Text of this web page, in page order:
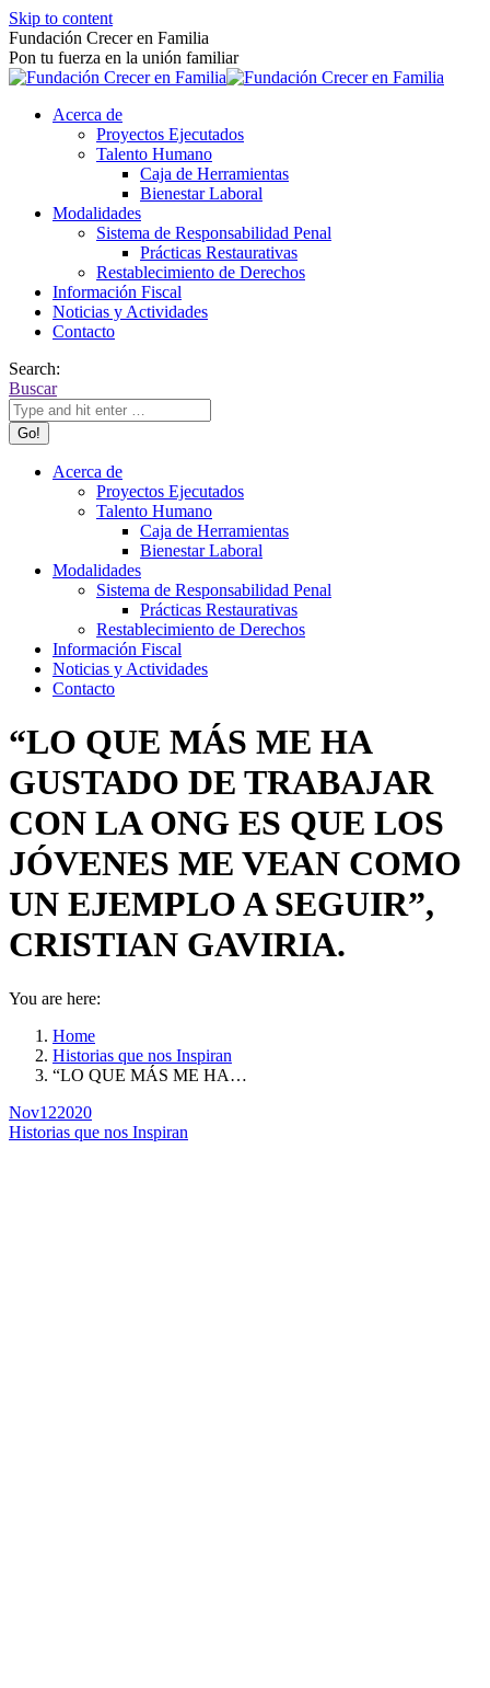
Skip to content
Fundación Crecer en Familia
Pon tu fuerza en la unión familiar
Acerca de
Proyectos Ejecutados
Talento Humano
Caja de Herramientas
Bienestar Laboral
Modalidades
Sistema de Responsabilidad Penal
Prácticas Restaurativas
Restablecimiento de Derechos
Información Fiscal
Noticias y Actividades
Contacto
Search:
Buscar
Acerca de
Proyectos Ejecutados
Talento Humano
Caja de Herramientas
Bienestar Laboral
Modalidades
Sistema de Responsabilidad Penal
Prácticas Restaurativas
Restablecimiento de Derechos
Información Fiscal
Noticias y Actividades
Contacto
“LO QUE MÁS ME HA
GUSTADO DE TRABAJAR
CON LA ONG ES QUE LOS
JÓVENES ME VEAN COMO
UN EJEMPLO A SEGUIR”,
CRISTIAN GAVIRIA.
You are here:
Home
Historias que nos Inspiran
“LO QUE MÁS ME HA…
Nov122020
Historias que nos Inspiran